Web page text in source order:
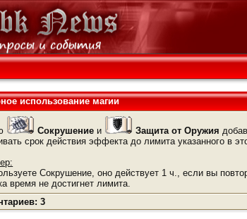
использование магии
Сокрушение и Защита от Оружия
срок действия эффекта до лимита указанного в
Сокрушение, оно действует 1 ч., если вы
время не достигнет лимита.
3